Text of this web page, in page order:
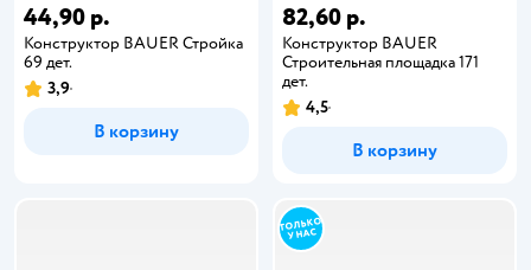
44,90 р.
Конструктор BAUER Стройка
69 дет.
3,9
В корзину
82,60 р.
Конструктор BAUER
Строительная площадка 171
дет.
4,5
В корзину